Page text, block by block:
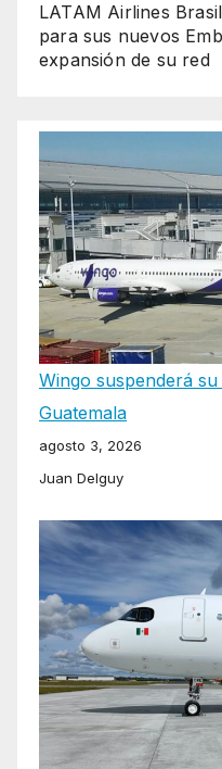
LATAM Airlines
para sus nuevos
expansión de su red
Wingo suspenderá
Guatemala
agosto 3, 2026
Juan Delguy